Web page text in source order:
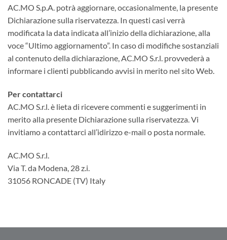
AC.MO S.p.A. potrà aggiornare, occasionalmente, la presente
Dichiarazione sulla riservatezza. In questi casi verrà
modificata la data indicata all’inizio della dichiarazione, alla
voce “Ultimo aggiornamento”. In caso di modifiche sostanziali
al contenuto della dichiarazione, AC.MO S.r.l. provvederà a
informare i clienti pubblicando avvisi in merito nel sito Web.
Per contattarci
AC.MO S.r.l. è lieta di ricevere commenti e suggerimenti in
merito alla presente Dichiarazione sulla riservatezza. Vi
invitiamo a contattarci all’idirizzo e-mail o posta normale.
AC.MO S.r.l.
Via T. da Modena, 28 z.i.
31056 RONCADE (TV) Italy